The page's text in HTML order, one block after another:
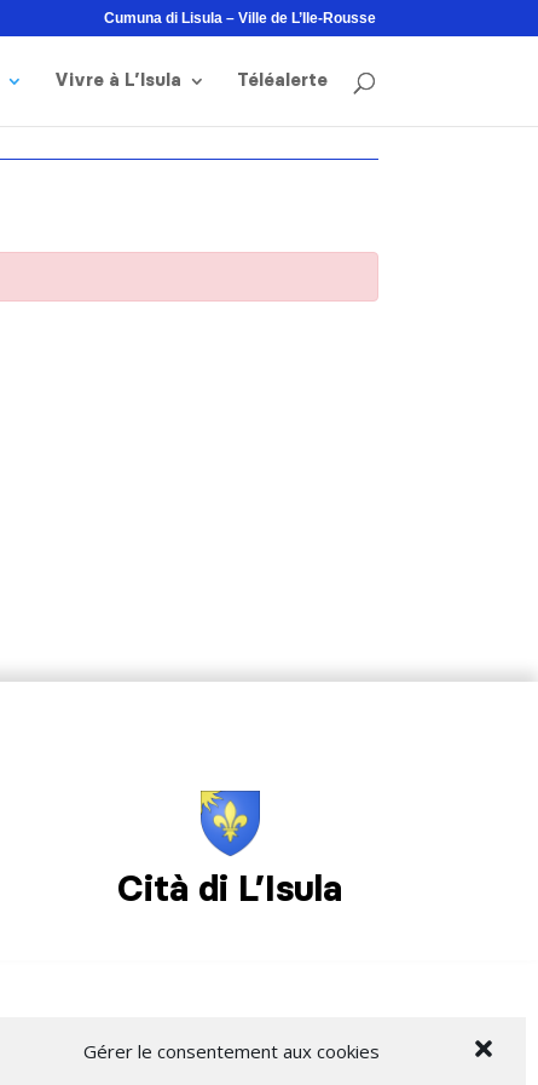
Gérer le consentement aux cookies
Cumuna di Lisula – Ville de L’Ile-Rousse
Vivre à L’Isula Téléalerte
Cità di L’Isula